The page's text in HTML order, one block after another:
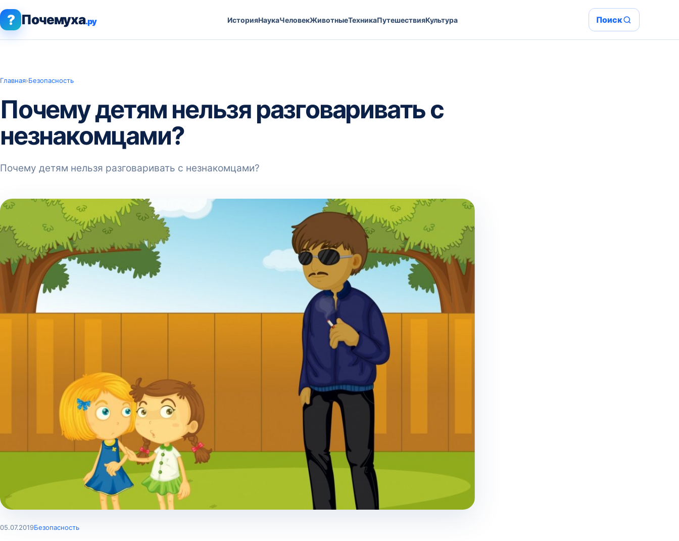
? Почемуха.ру ИсторияНаукаЧеловекЖивотныеТехникаПутешествияКультура Поиск
Главная›Безопасность
Почему детям нельзя разговаривать с
незнакомцами?
Почему детям нельзя разговаривать с незнакомцами?
05.07.2019Безопасность